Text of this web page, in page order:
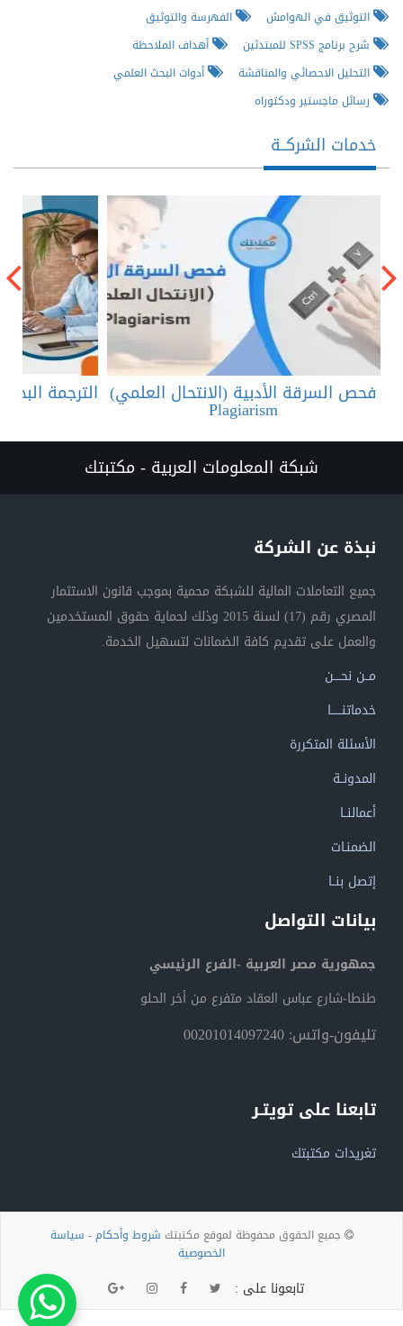
التوثيق في الهوامش
الفهرسة والتوثيق
شرح برنامج SPSS للمبتدئين
أهداف الملاحظة
التحليل الاحصائي والمناقشة
أدوات البحث العلمي
رسائل ماجستير ودكتوراه
خدمات الشركــة
فحص السرقة الأدبية (الانتحال العلمي)
Plagiarism
الترجمة
شبكة المعلومات العربية - مكتبتك
نبذة عن الشركة
جميع التعاملات المالية للشبكة محمية بموجب قانون الاستثمار
المصري رقم (17) لسنة 2015 وذلك لحماية حقوق المستخدمين
والعمل على تقديم كافة الضمانات لتسهيل الخدمة.
مــن نحــــن
خدماتنــــــا
الأسئلة المتكررة
المدونــة
أعمالنــا
الضمنـات
إتصل بنــا
بيانات التواصل
جمهورية مصر العربية -الفرع الرئيسي
طنطا-شارع عباس العقاد متفرع من أخر الحلو
تليفون-واتس: 00201014097240
تابعنا على تويتـر
تغريدات مكتبتك
جميع الحقوق محفوظة لموقع مكتبتك شروط وأحكام- سياسة
الخصوصية
تابعونا على :